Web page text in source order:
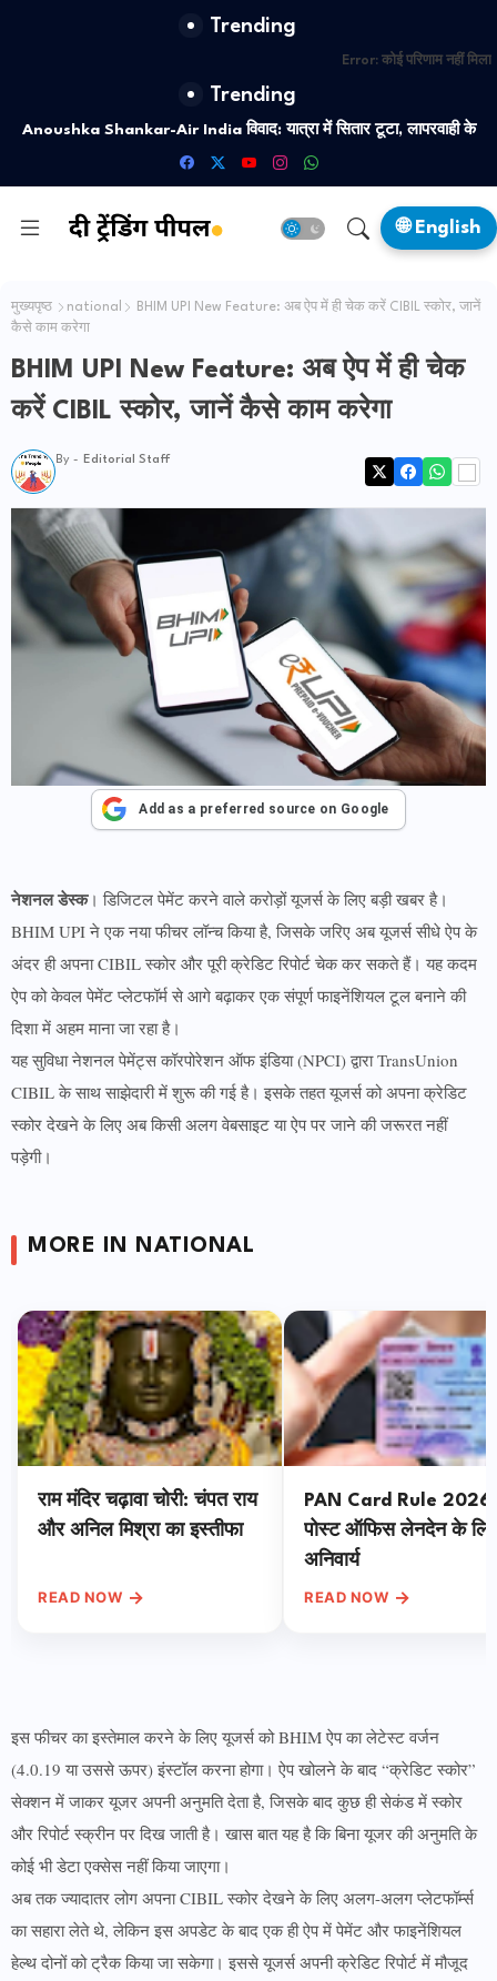
Trending
Error: कोई परिणाम नहीं मिला
Trending
Anoushka Shankar-Air India विवाद: यात्रा में सितार टूटा, लापरवाही के
आरोप
🌐 English
मुख्यपृष्ठ national
BHIM UPI New Feature: अब ऐप में ही चेक करें CIBIL स्कोर, जानें
कैसे काम करेगा
BHIM UPI New Feature: अब ऐप में ही चेक
करें CIBIL स्कोर, जानें कैसे काम करेगा
By - Editorial Staff
Add as a preferred source on Google
नेशनल डेस्क। डिजिटल पेमेंट करने वाले करोड़ों यूजर्स के लिए बड़ी खबर है।
BHIM UPI ने एक नया फीचर लॉन्च किया है, जिसके जरिए अब यूजर्स सीधे ऐप के
अंदर ही अपना CIBIL स्कोर और पूरी क्रेडिट रिपोर्ट चेक कर सकते हैं। यह कदम
ऐप को केवल पेमेंट प्लेटफॉर्म से आगे बढ़ाकर एक संपूर्ण फाइनेंशियल टूल बनाने की
दिशा में अहम माना जा रहा है।
यह सुविधा नेशनल पेमेंट्स कॉरपोरेशन ऑफ इंडिया (NPCI) द्वारा TransUnion
CIBIL के साथ साझेदारी में शुरू की गई है। इसके तहत यूजर्स को अपना क्रेडिट
स्कोर देखने के लिए अब किसी अलग वेबसाइट या ऐप पर जाने की जरूरत नहीं
पड़ेगी।
MORE IN NATIONAL
राम मंदिर चढ़ावा चोरी: चंपत राय
और अनिल मिश्रा का इस्तीफा
READ NOW →
PAN Card Rule 2026:
पोस्ट ऑफिस लेनदेन के लिए
अनिवार्य
READ NOW →
इस फीचर का इस्तेमाल करने के लिए यूजर्स को BHIM ऐप का लेटेस्ट वर्जन
(4.0.19 या उससे ऊपर) इंस्टॉल करना होगा। ऐप खोलने के बाद “क्रेडिट स्कोर”
सेक्शन में जाकर यूजर अपनी अनुमति देता है, जिसके बाद कुछ ही सेकंड में स्कोर
और रिपोर्ट स्क्रीन पर दिख जाती है। खास बात यह है कि बिना यूजर की अनुमति के
कोई भी डेटा एक्सेस नहीं किया जाएगा।
अब तक ज्यादातर लोग अपना CIBIL स्कोर देखने के लिए अलग-अलग प्लेटफॉर्म्स
का सहारा लेते थे, लेकिन इस अपडेट के बाद एक ही ऐप में पेमेंट और फाइनेंशियल
हेल्थ दोनों को ट्रैक किया जा सकेगा। इससे यूजर्स अपनी क्रेडिट रिपोर्ट में मौजूद